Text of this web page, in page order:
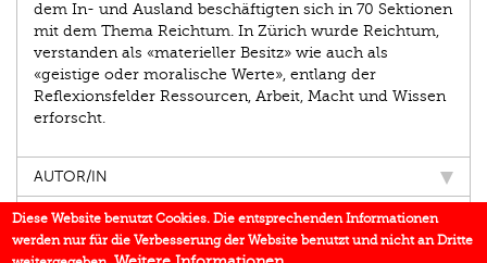
dem In- und Ausland beschäftigten sich in 70 Sektionen
mit dem Thema Reichtum. In Zürich wurde Reichtum,
verstanden als «materieller Besitz» wie auch als
«geistige oder moralische Werte», entlang der
Reflexionsfelder Ressourcen, Arbeit, Macht und Wissen
erforscht.
AUTOR/IN
EINBLICK
BUCHREIHE
Diese Website benutzt Cookies. Die entsprechenden Informationen
werden nur für die Verbesserung der Website benutzt und nicht an Dritte